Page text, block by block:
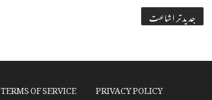
جدید تر اشاعت
TERMS OF SERVICE PRIVACY POLICY